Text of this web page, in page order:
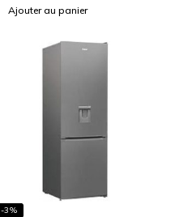
Ajouter au panier
-3%